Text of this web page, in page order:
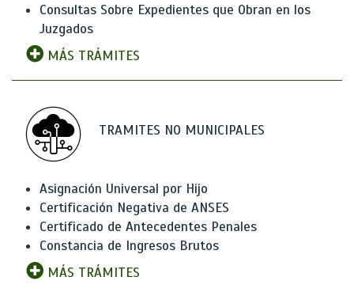
Consultas Sobre Expedientes que Obran en los
Juzgados
MÁS TRÁMITES
TRAMITES NO MUNICIPALES
Asignación Universal por Hijo
Certificación Negativa de ANSES
Certificado de Antecedentes Penales
Constancia de Ingresos Brutos
MÁS TRÁMITES